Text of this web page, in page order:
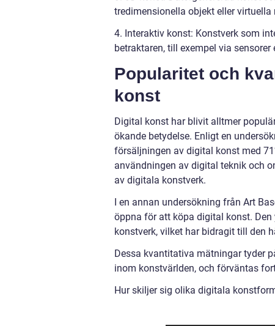
tredimensionella objekt eller virtuella
4. Interaktiv konst: Konstverk som
betraktaren, till exempel via sensorer
Popularitet och
konst
Digital konst har blivit alltmer
ökande betydelse. Enligt en
försäljningen av digital konst med
användningen av digital teknik och
av digitala konstverk.
I en annan undersökning från Art
öppna för att köpa digital konst.
konstverk, vilket har bidragit till den
Dessa kvantitativa mätningar tyder
inom konstvärlden, och förväntas
Hur skiljer sig olika digitala